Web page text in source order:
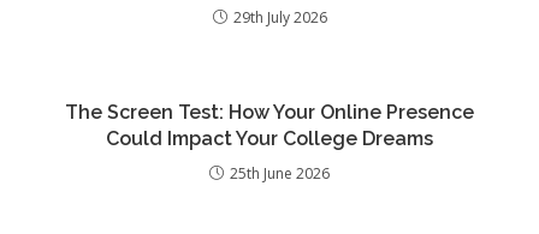
29th July 2026
The Screen Test: How Your Online Presence
Could Impact Your College Dreams
25th June 2026